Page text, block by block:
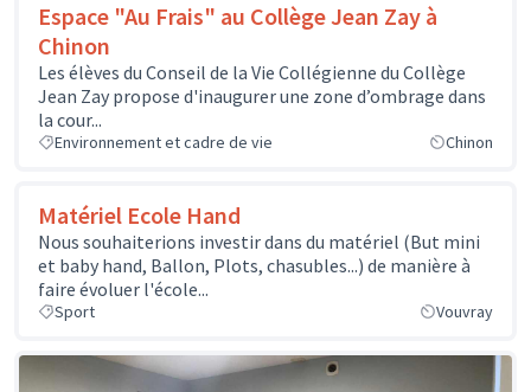
Espace "Au Frais" au Collège Jean Zay à
Chinon
Les élèves du Conseil de la Vie Collégienne du Collège
Jean Zay propose d'inaugurer une zone d’ombrage dans
la cour...
Environnement et cadre de vie Chinon
Matériel Ecole Hand
Nous souhaiterions investir dans du matériel (But mini
et baby hand, Ballon, Plots, chasubles...) de manière à
faire évoluer l'école...
Sport Vouvray